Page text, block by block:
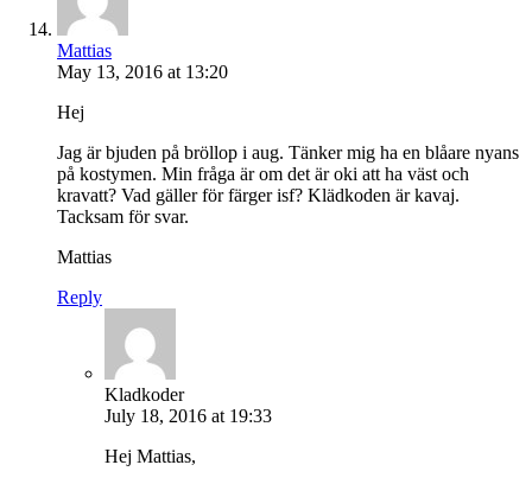
Mattias
May 13, 2016 at 13:20
Hej
Jag är bjuden på bröllop i aug. Tänker mig ha en blåare nyans
på kostymen. Min fråga är om det är oki att ha väst och
kravatt? Vad gäller för färger isf? Klädkoden är kavaj.
Tacksam för svar.
Mattias
Reply
Kladkoder
July 18, 2016 at 19:33
Hej Mattias,